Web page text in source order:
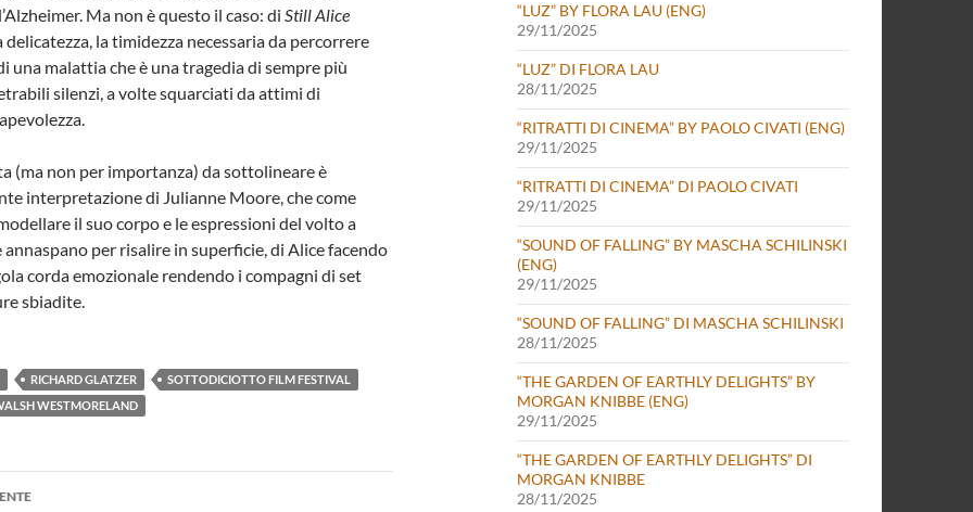
Ma non è questo il caso: di Still Alice
la timidezza necessaria da percorrere
una malattia che è una tragedia di sempre più
silenzi, a volte squarciati da attimi di
(ma non per importanza) da sottolineare è
interpretazione di Julianne Moore, che come
il suo corpo e le espressioni del volto a
annaspano per risalire in superficie, di Alice facendo
corda emozionale rendendo i compagni di set
sbiadite.
RICHARD GLATZER
SOTTODICIOTTO FILM FESTIVAL
WESTMORELAND
“LUZ” BY FLORA LAU (ENG)
29/11/2025
“LUZ” DI FLORA LAU
28/11/2025
“RITRATTI DI CINEMA” BY PAOLO CIVATI (ENG)
29/11/2025
“RITRATTI DI CINEMA” DI PAOLO CIVATI
29/11/2025
“SOUND OF FALLING” BY MASCHA SCHILINSKI
(ENG)
29/11/2025
“SOUND OF FALLING” DI MASCHA SCHILINSKI
28/11/2025
“THE GARDEN OF EARTHLY DELIGHTS” BY
MORGAN KNIBBE (ENG)
29/11/2025
“THE GARDEN OF EARTHLY DELIGHTS” DI
MORGAN KNIBBE
28/11/2025